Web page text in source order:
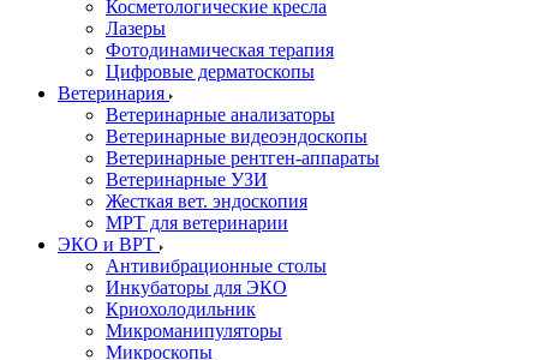
Косметологические кресла
Лазеры
Фотодинамическая терапия
Цифровые дерматоскопы
Ветеринария
Ветеринарные анализаторы
Ветеринарные видеоэндоскопы
Ветеринарные рентген-аппараты
Ветеринарные УЗИ
Жесткая вет. эндоскопия
МРТ для ветеринарии
ЭКО и ВРТ
Антивибрационные столы
Инкубаторы для ЭКО
Криохолодильник
Микроманипуляторы
Микроскопы